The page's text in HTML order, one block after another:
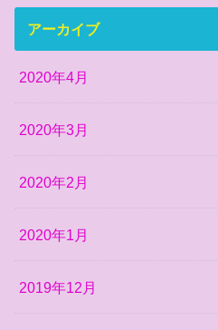
アーカイブ
2020年4月
2020年3月
2020年2月
2020年1月
2019年12月